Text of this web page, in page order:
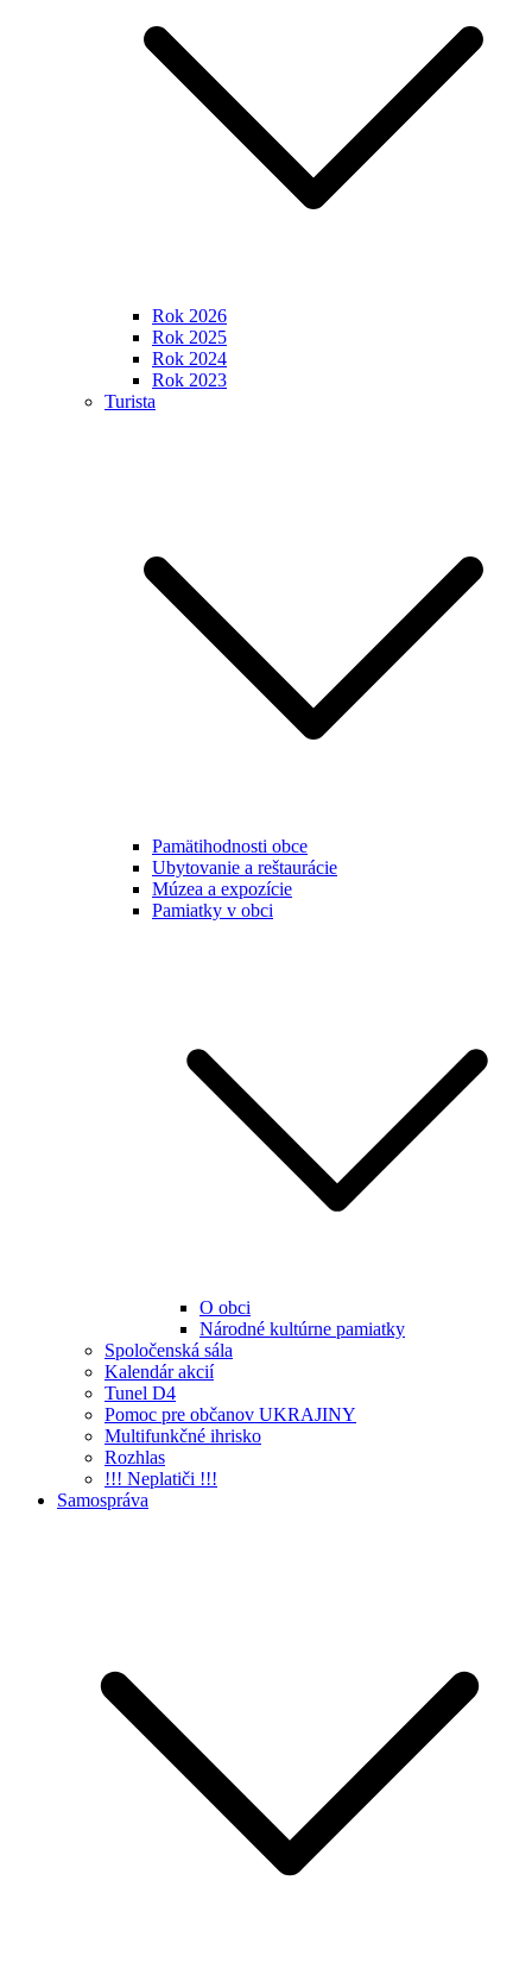
Rok 2026
Rok 2025
Rok 2024
Rok 2023
Turista
Pamätihodnosti obce
Ubytovanie a reštaurácie
Múzea a expozície
Pamiatky v obci
O obci
Národné kultúrne pamiatky
Spoločenská sála
Kalendár akcií
Tunel D4
Pomoc pre občanov UKRAJINY
Multifunkčné ihrisko
Rozhlas
!!! Neplatiči !!!
Samospráva